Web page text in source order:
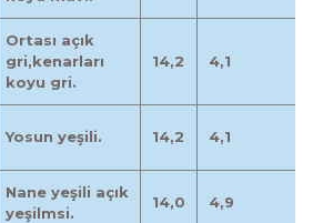
Ortası açık
gri,kenarları
koyu gri.
14,2 4,1
Yosun yeşili. 14,2 4,1
Nane yeşili açık
yeşilmsi.
14,0 4,9